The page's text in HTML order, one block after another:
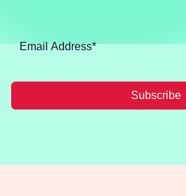
Subscribe